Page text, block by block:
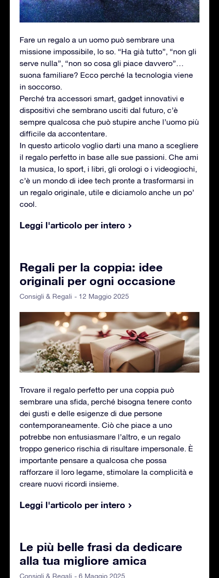
Fare un regalo a un uomo può sembrare una
missione impossibile, lo so. “Ha già tutto”, “non gli
serve nulla”, “non so cosa gli piace davvero”…
suona familiare? Ecco perché la tecnologia viene
in soccorso.
Perché tra accessori smart, gadget innovativi e
dispositivi che sembrano usciti dal futuro, c’è
sempre qualcosa che può stupire anche l’uomo più
difficile da accontentare.
In questo articolo voglio darti una mano a scegliere
il regalo perfetto in base alle sue passioni. Che ami
la musica, lo sport, i libri, gli orologi o i videogiochi,
c’è un mondo di idee tech pronte a trasformarsi in
un regalo originale, utile e diciamolo anche un po’
cool.
Leggi l'articolo per intero
Regali per la coppia: idee
originali per ogni occasione
Consigli & Regali - 12 Maggio 2025
Trovare il regalo perfetto per una coppia può
sembrare una sfida, perché bisogna tenere conto
dei gusti e delle esigenze di due persone
contemporaneamente. Ciò che piace a uno
potrebbe non entusiasmare l’altro, e un regalo
troppo generico rischia di risultare impersonale. È
importante pensare a qualcosa che possa
rafforzare il loro legame, stimolare la complicità e
creare nuovi ricordi insieme.
Leggi l'articolo per intero
Le più belle frasi da dedicare
alla tua migliore amica
Consigli & Regali - 6 Maggio 2025